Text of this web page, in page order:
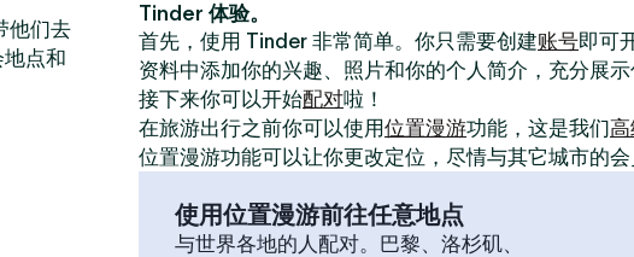
他们去
点和
Tinder 体验。
首先，使用 Tinder 非常简单。你只需要创建账号即可
资料中添加你的兴趣、照片和你的个人简介，充分展示
接下来你可以开始配对啦！
在旅游出行之前你可以使用位置漫游功能，这是我们
位置漫游功能可以让你更改定位，尽情与其它城市的会
使用位置漫游前往任意地点
与世界各地的人配对。巴黎、洛杉矶、